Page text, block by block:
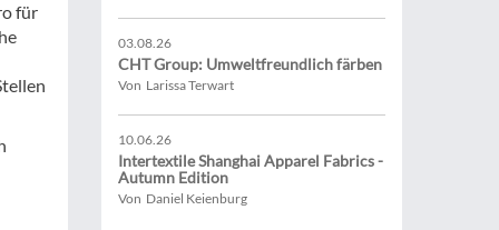
für
03.08.26
CHT Group: Umweltfreundlich färben
Von Larissa Terwart
10.06.26
Intertextile Shanghai Apparel Fabrics -
Autumn Edition
Von Daniel Keienburg